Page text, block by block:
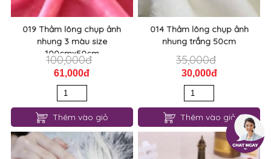
019 Thảm lông chụp ảnh
nhung 3 màu size
100cmx50cm
100,000đ
61,000đ
Thêm vào giỏ
014 Thảm lông chụp ảnh
nhung trắng 50cm
35,000đ
30,000đ
Thêm vào giỏ